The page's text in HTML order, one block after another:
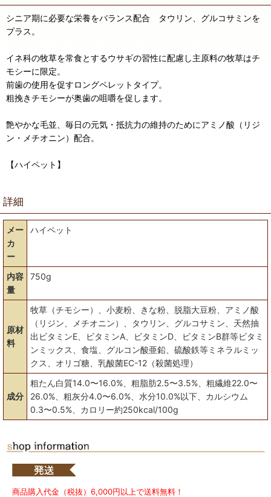
シニア期に必要な栄養をバランス配合 タウリン、グルコサミンを
プラス。
イネ科の牧草を常食とするウサギの習性に配慮し主原料の牧草はチ
モシーに限定。
前歯の使用を促すロングペレットタイプ。
粗挽きチモシーが奥歯の咀嚼を促します。
艶やかな毛並、毎日の元気・抵抗力の維持のためにアミノ酸（リジ
ン・メチオニン）配合。
【ハイペット】
詳細
メー
カ
ー
ハイペット
内容
量
750g
原材
料
牧草（チモシー）、小麦粉、きな粉、脱脂大豆粉、アミノ酸
（リジン、メチオニン）、タウリン、グルコサミン、天然抽
出ビタミンE、ビタミンA、ビタミンD、ビタミンB群等ビタミ
ンミックス、食塩、グルコン酸亜鉛、硫酸鉄等ミネラルミッ
クス、オリゴ糖、乳酸菌EC-12（殺菌処理）
成分
粗たん白質14.0〜16.0%、粗脂肪2.5〜3.5%、粗繊維22.0〜
26.0%、粗灰分4.0〜6.0%、水分10.0%以下、カルシウム
0.3〜0.5%、カロリー約250kcal/100g
商品購入代金（税抜）6,000円以上で送料無料！